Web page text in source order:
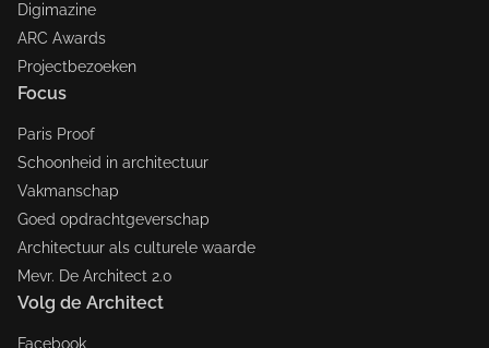
Digimazine
ARC Awards
Projectbezoeken
Focus
Paris Proof
Schoonheid in architectuur
Vakmanschap
Goed opdrachtgeverschap
Architectuur als culturele waarde
Mevr. De Architect 2.0
Volg de Architect
Facebook